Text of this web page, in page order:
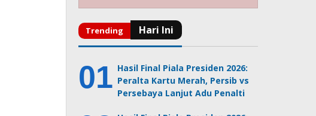
Hasil Final Piala Presiden 2026:
Peralta Kartu Merah, Persib vs
Persebaya Lanjut Adu Penalti